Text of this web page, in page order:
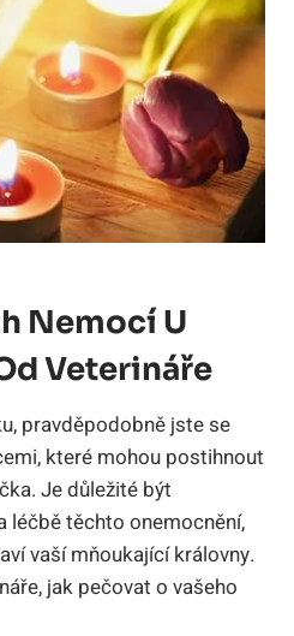
Nemocí U
Veterináře
pravděpodobně jste se
které mohou postihnout
Je důležité být
léčbě těchto onemocnění,
vaší mňoukající královny.
jak pečovat o vašeho